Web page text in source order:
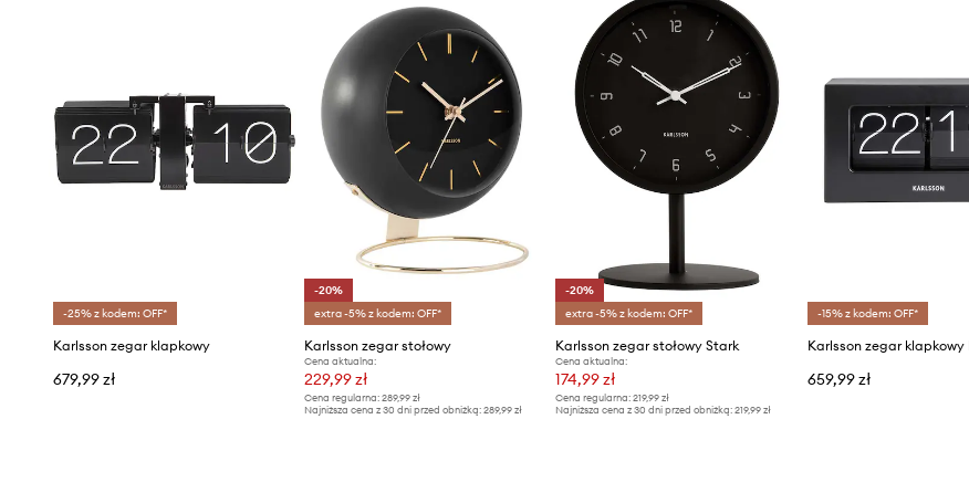
-25% z kodem: OFF*
Karlsson zegar klapkowy
679,99 zł
-20%
extra -5% z kodem: OFF*
Karlsson zegar stołowy
Cena aktualna:
229,99 zł
Cena regularna:289,99 zł
Najniższa cena z 30 dni przed obniżką:289,99 zł
-20%
extra -5% z kodem: OFF*
Karlsson zegar stołowy Stark
Cena aktualna:
174,99 zł
Cena regularna: 219,99 zł
Najniższa cena z 30 dni przed obniżką: 219,99 zł
-15% z kodem: OFF*
Karlsson zegar klapkowy
659,99 zł